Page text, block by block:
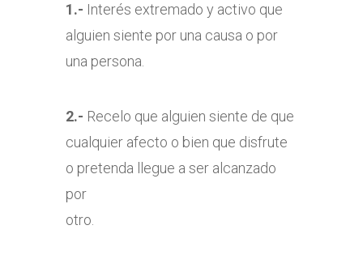
1.- Interés extremado y activo que
alguien siente por una causa o por
una persona.
2.- Recelo que alguien siente de que
cualquier afecto o bien que disfrute
o pretenda llegue a ser alcanzado
por
otro.